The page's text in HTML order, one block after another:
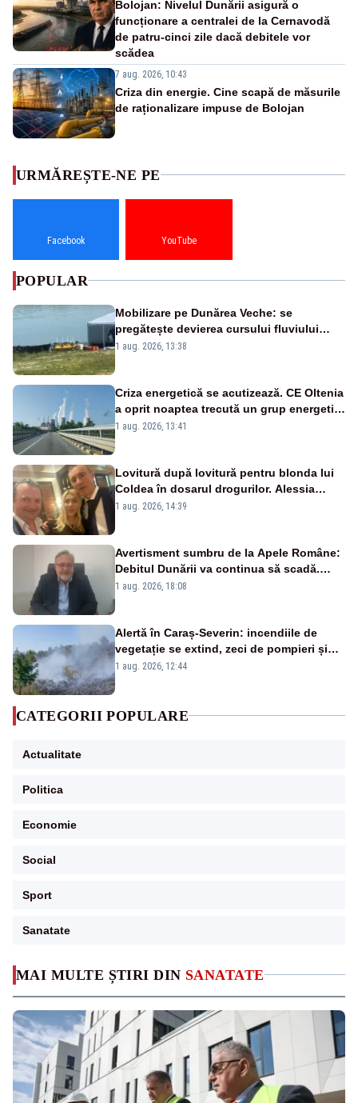
Bolojan: Nivelul Dunării asigură o
funcționare a centralei de la Cernavodă
de patru-cinci zile dacă debitele vor
scădea
7 aug. 2026, 10:43
Criza din energie. Cine scapă de măsurile
de raționalizare impuse de Bolojan
MAI MULTE ȘTIRI DIN SANATATE
URMĂREȘTE-NE PE
Facebook YouTube
POPULAR
Mobilizare pe Dunărea Veche: se
pregătește devierea cursului fluviului
către Cernavodă – VIDEO
1 aug. 2026, 13:38
Criza energetică se acutizează. CE Oltenia
a oprit noaptea trecută un grup energetic
de la Rovinari
1 aug. 2026, 13:41
Lovitură după lovitură pentru blonda lui
Coldea în dosarul drogurilor. Alessia
Păcuraru explică decizia magistraților
1 aug. 2026, 14:39
Avertisment sumbru de la Apele Române:
Debitul Dunării va continua să scadă.
Cernavodă s-ar putea închide în 4 zile
1 aug. 2026, 18:08
Alertă în Caraș-Severin: incendiile de
vegetație se extind, zeci de pompieri și
silvicultori se luptă cu flăcările - VIDEO
1 aug. 2026, 12:44
CATEGORII POPULARE
Actualitate
Politica
Economie
Social
Sport
Sanatate